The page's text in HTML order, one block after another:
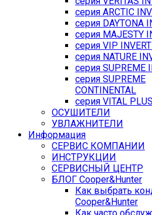
серия ARCTIC
серия DAYTONA
серия MAJESTY
серия VIP
серия NATURE
серия SUPREME
серия SUPREME
CONTINENTAL
серия VITAL
ОСУШИТЕЛИ
УВЛАЖНИТЕЛИ
Информация
СЕРВИС КОМПАНИИ
ИНСТРУКЦИИ
СЕРВИСНЫЙ ЦЕНТР
БЛОГ Cooper&Hunter
Как выбрать
Cooper&Hunter